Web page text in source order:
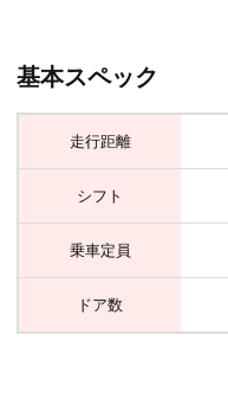
基本スペック
走行距離
シフト
乗車定員
ドア数